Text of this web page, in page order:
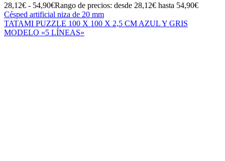
28,12€ - 54,90€Rango de precios: desde 28,12€ hasta 54,90€
Césped artificial niza de 20 mm
TATAMI PUZZLE 100 X 100 X 2,5 CM AZUL Y GRIS
MODELO «5 LÍNEAS»